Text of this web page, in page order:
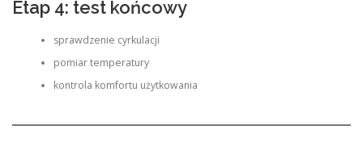
Etap 4: test końcowy
sprawdzenie cyrkulacji
pomiar temperatury
kontrola komfortu użytkowania